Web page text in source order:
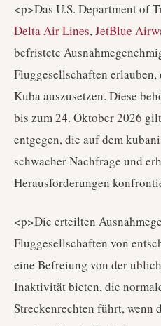
<p>Das U.S. Department of
Delta Air Lines,JetBlue
befristete
Fluggesellschaften
Kuba auszusetzen. Diese
bis zum 24. Oktober 2026
entgegen, die auf dem
schwacher Nachfrage und
Herausforderungen
<p>Die erteilten
Fluggesellschaften von
eine Befreiung von der
Inaktivität bieten, die
Streckenrechten führt, wenn